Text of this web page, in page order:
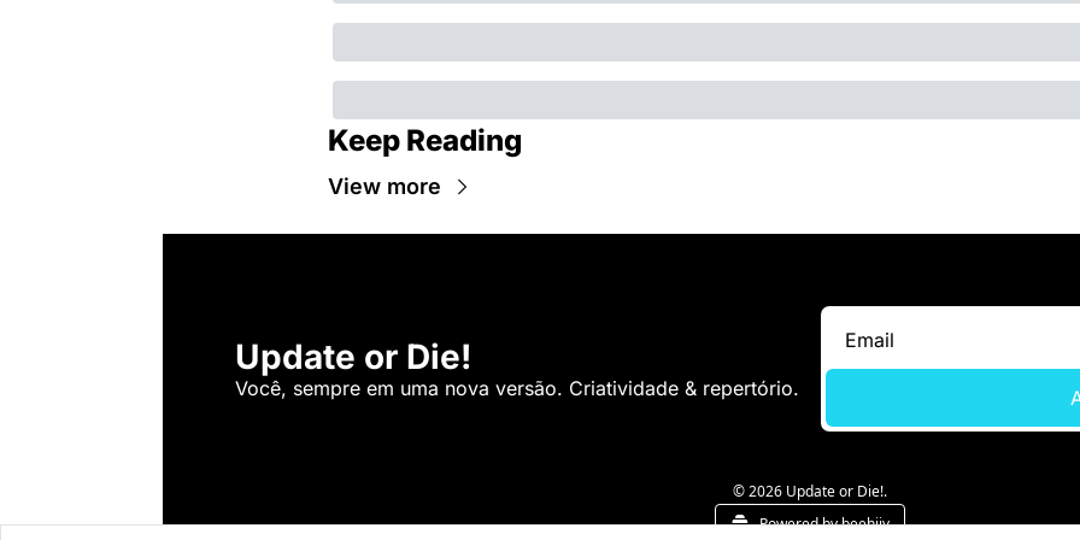
Keep Reading
View more
Update or Die!
Você, sempre em uma nova versão. Criatividade & repertório.
© 2026 Update or Die!.
Powered by beehiiv